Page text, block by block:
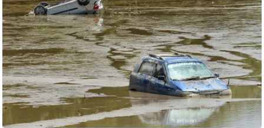
मं
त्रा
रि
ले
श
न
शि